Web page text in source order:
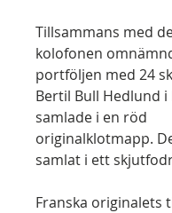
Tillsammans med
kolofonen
portföljen med 24
Bertil Bull Hedlund i
samlade i en röd
originalklotmapp.
samlat i ett
Franska originalets